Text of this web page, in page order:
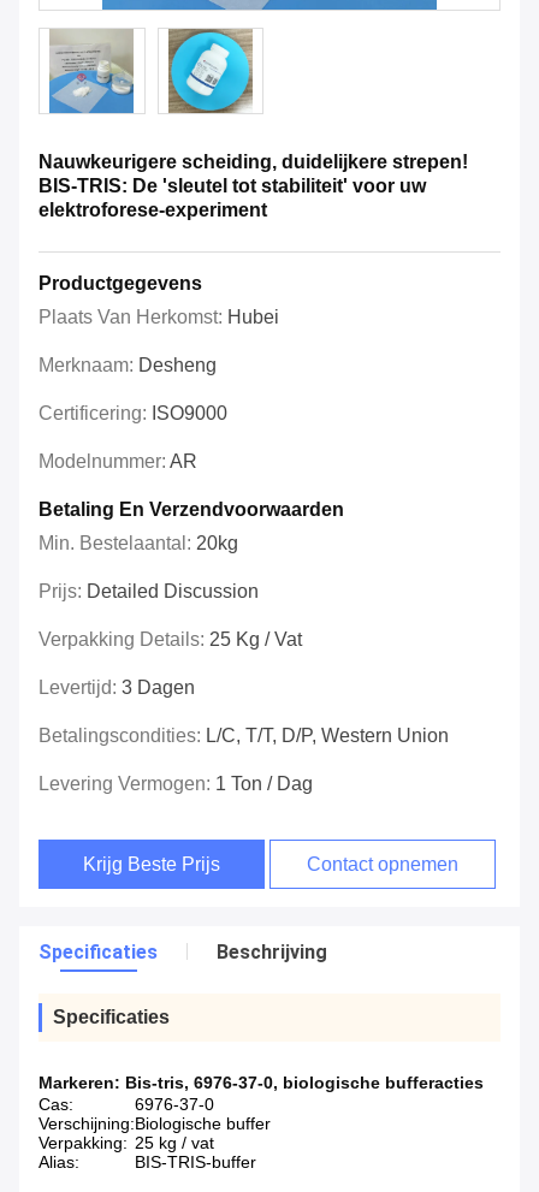
Nauwkeurigere scheiding, duidelijkere strepen!
BIS-TRIS: De 'sleutel tot stabiliteit' voor uw
elektroforese-experiment
Productgegevens
Plaats Van Herkomst: Hubei
Merknaam: Desheng
Certificering: ISO9000
Modelnummer: AR
Betaling En Verzendvoorwaarden
Min. Bestelaantal: 20kg
Prijs: Detailed Discussion
Verpakking Details: 25 Kg / Vat
Levertijd: 3 Dagen
Betalingscondities: L/C, T/T, D/P, Western Union
Levering Vermogen: 1 Ton / Dag
Krijg Beste Prijs Contact opnemen
Specificaties Beschrijving
Specificaties
Markeren: Bis-tris, 6976-37-0, biologische bufferacties
Cas:
6976-37-0
Verschijning:Biologische buffer
Verpakking: 25 kg / vat
Alias:
BIS-TRIS-buffer